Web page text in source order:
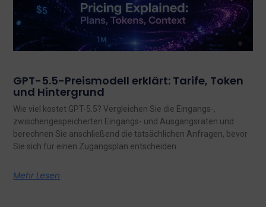
GPT-5.5-Preismodell erklärt: Tarife, Token
und Hintergrund
Wie viel kostet GPT-5.5? Vergleichen Sie die Eingangs-,
zwischengespeicherten Eingangs- und Ausgangsraten und
berechnen Sie anschließend die tatsächlichen Anfragen, bevor
Sie sich für einen Zugangsplan entscheiden.
Mehr Lesen